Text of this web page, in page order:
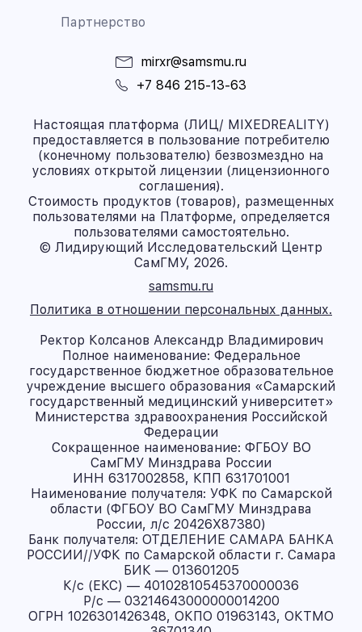
Партнерство
mirxr@samsmu.ru
+7 846 215-13-63
Настоящая платформа (ЛИЦ/ MIXEDREALITY)
предоставляется в пользование потребителю
(конечному пользователю) безвозмездно на
условиях открытой лицензии (лицензионного
соглашения).
Стоимость продуктов (товаров), размещенных
пользователями на Платформе, определяется
пользователями самостоятельно.
© Лидирующий Исследовательский Центр
СамГМУ, 2026.
samsmu.ru
Политика в отношении персональных данных.
Ректор Колсанов Александр Владимирович
Полное наименование: Федеральное
государственное бюджетное образовательное
учреждение высшего образования «Самарский
государственный медицинский университет»
Министерства здравоохранения Российской
Федерации
Сокращенное наименование: ФГБОУ ВО
СамГМУ Минздрава России
ИНН 6317002858, КПП 631701001
Наименование получателя: УФК по Самарской
области (ФГБОУ ВО СамГМУ Минздрава
России, л/с 20426X87380)
Банк получателя: ОТДЕЛЕНИЕ САМАРА БАНКА
РОССИИ//УФК по Самарской области г. Самара
БИК — 013601205
К/с (ЕКС) — 40102810545370000036
Р/с — 03214643000000014200
ОГРН 1026301426348, ОКПО 01963143, ОКТМО